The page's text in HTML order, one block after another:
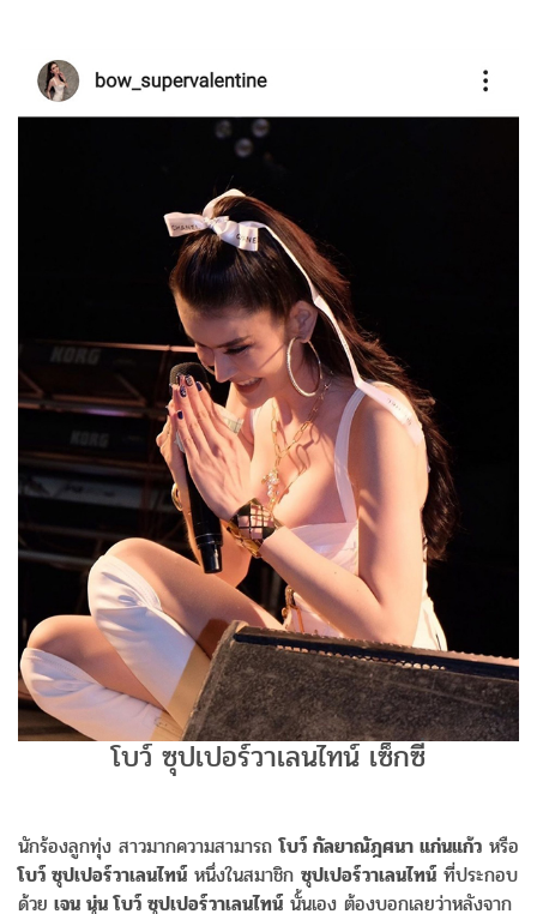
โบว์ ซุปเปอร์วาเลนไทน์ เซ็กซี่
นักร้องลูกทุ่ง สาวมากความสามารถโบว์ กัลยาณัฎศนา แก่นแก้ว หรือ
โบว์ ซุปเปอร์วาเลนไทน์ หนึ่งในสมาชิก ซุปเปอร์วาเลนไทน์ ที่ประกอบ
ด้วย เจน นุ่น โบว์ ซุปเปอร์วาเลนไทน์ นั้นเอง ต้องบอกเลยว่าหลังจาก